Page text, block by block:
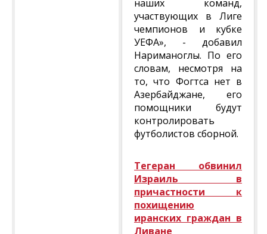
наших команд,
участвующих в Лиге
чемпионов и кубке
УЕФА», - добавил
Нариманоглы. По его
словам, несмотря на
то, что Фогтса нет в
Азербайджане, его
помощники будут
контролировать
футболистов сборной.
Тегеран обвинил
Израиль в
причастности к
похищению
иранских граждан в
Ливане